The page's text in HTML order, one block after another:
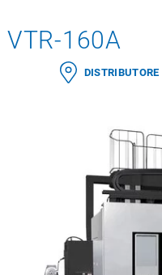
VTR-160A
DISTRIBUTORE